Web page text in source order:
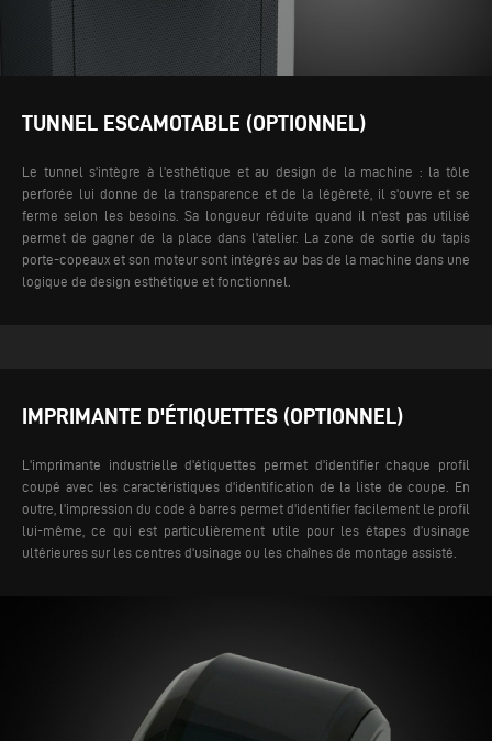
TUNNEL ESCAMOTABLE (OPTIONNEL)
Le tunnel s'intègre à l'esthétique et au design de la machine : la tôle
perforée lui donne de la transparence et de la légèreté, il s'ouvre et se
ferme selon les besoins. Sa longueur réduite quand il n'est pas utilisé
permet de gagner de la place dans l'atelier. La zone de sortie du tapis
porte-copeaux et son moteur sont intégrés au bas de la machine dans une
logique de design esthétique et fonctionnel.
IMPRIMANTE D'ÉTIQUETTES (OPTIONNEL)
L'imprimante industrielle d'étiquettes permet d'identifier chaque profil
coupé avec les caractéristiques d'identification de la liste de coupe. En
outre, l'impression du code à barres permet d'identifier facilement le profil
lui-même, ce qui est particulièrement utile pour les étapes d’usinage
ultérieures sur les centres d'usinage ou les chaînes de montage assisté.